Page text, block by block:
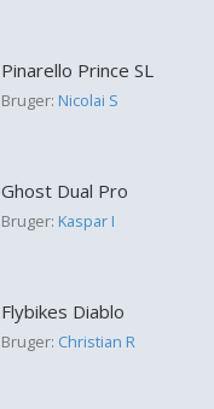
Pinarello Prince SL
Bruger: Nicolai S
Ghost Dual Pro
Bruger: Kaspar I
Flybikes Diablo
Bruger: Christian R